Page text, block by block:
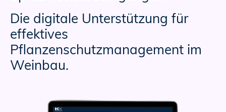
Die digitale Unterstützung für
effektives
Pflanzenschutzmanagement im
Weinbau.